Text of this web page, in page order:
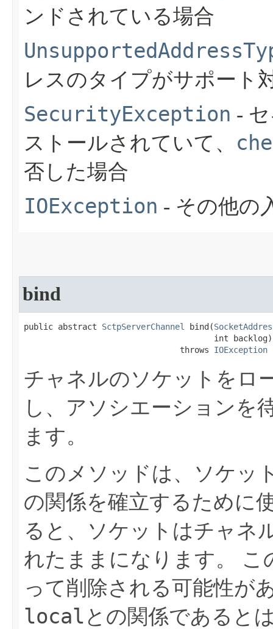
ンドされている場合
レスのタイプがサポート
SecurityException -
ストールされていて、
否した場合
IOException - その他の
bind
public abstract SctpServerChannel bind​(
                                       int backlog)
                                throws
IOException
チャネルのソケットをロ
し、アソシエーションを
ます。
このメソッドは、ソケッ
の関係を確立するために
ると、ソケットはチャネ
れたままになります。
こ
って削除される可能性が
local との関係であると